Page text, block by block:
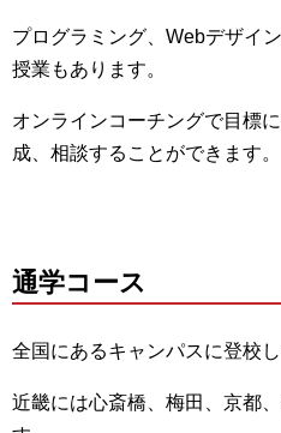
プログラミング、Webデザイン
授業もあります。
オンラインコーチングで目標
成、 相談することができます。
通学コース
全国にあるキャンパスに登校し
近畿には心斎橋、梅田、京都